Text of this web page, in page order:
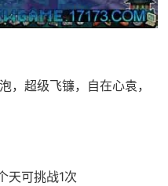
，超级飞镰，自在心袁，
天可挑战1次